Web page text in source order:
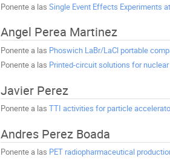
Ponente a las Single Event Effects Experiments
Angel Perea Martinez
Ponente a las Phoswich LaBr/LaCl portable
Ponente a las Printed-circuit solutions for
Javier Perez
Ponente a las TTI activities for particle
Andres Perez Boada
Ponente a las PET radiopharmaceutical